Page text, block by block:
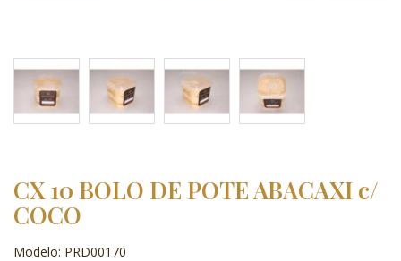
CX 10 BOLO DE POTE ABACAXI c/
COCO
Modelo: PRD00170